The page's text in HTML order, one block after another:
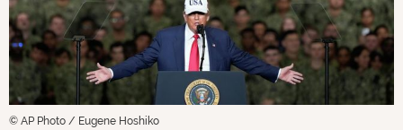
© AP Photo / Eugene Hoshiko